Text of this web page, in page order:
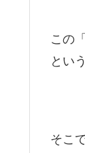
この
とい
そこ